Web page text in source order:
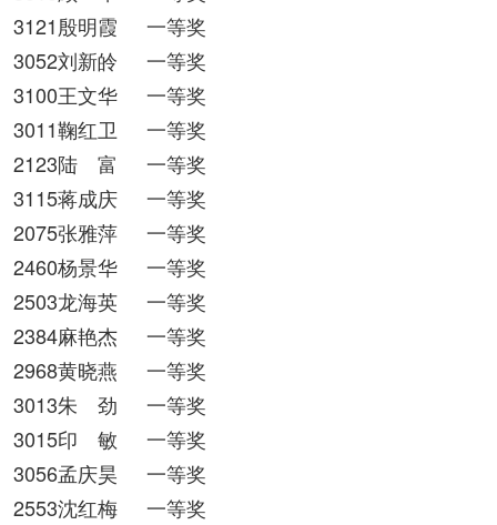
3121殷明霞
一等奖
3052刘新皊
一等奖
3100王文华
一等奖
3011鞠红卫
一等奖
2123陆 富
一等奖
3115蒋成庆
一等奖
2075张雅萍
一等奖
2460杨景华
一等奖
2503龙海英
一等奖
2384麻艳杰
一等奖
2968黄晓燕
一等奖
3013朱 劲
一等奖
3015印 敏
一等奖
3056孟庆昊
一等奖
2553沈红梅
一等奖